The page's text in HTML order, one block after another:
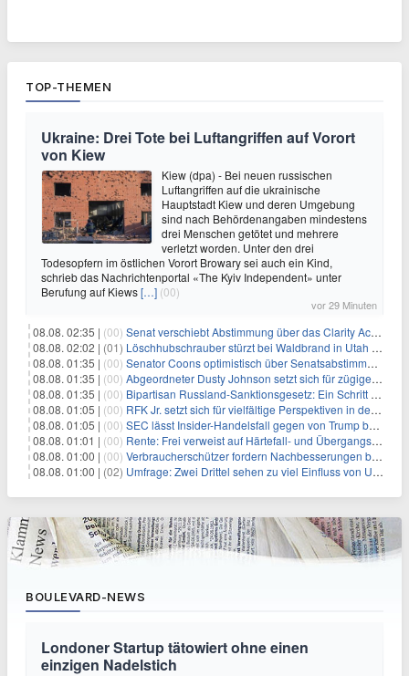
TOP-THEMEN
Ukraine: Drei Tote bei Luftangriffen auf Vorort
von Kiew
Kiew (dpa) - Bei neuen russischen
Luftangriffen auf die ukrainische
Hauptstadt Kiew und deren Umgebung
sind nach Behördenangaben mindestens
drei Menschen getötet und mehrere
verletzt worden. Unter den drei
Todesopfern im östlichen Vorort Browary sei auch ein Kind,
schrieb das Nachrichtenportal «The Kyiv Independent» unter
Berufung auf Kiews[…] (00)
vor 29 Minuten
08.08. 02:35 | (00) Senat verschiebt Abstimmung über das Clarity Act: Auswirkungen auf Unternehmen und das Vertrauen der Investoren
08.08. 02:02 | (01) Löschhubschrauber stürzt bei Waldbrand in Utah ab
08.08. 01:35 | (00) Senator Coons optimistisch über Senatsabstimmungen angesichts von Finanzierungsbedenken
08.08. 01:35 | (00) Abgeordneter Dusty Johnson setzt sich für zügige Regierungsfinanzierung angesichts von Shutdown-Risiken ein
08.08. 01:35 | (00) Bipartisan Russland-Sanktionsgesetz: Ein Schritt in Richtung Energieunabhängigkeit
08.08. 01:05 | (00) RFK Jr. setzt sich für vielfältige Perspektiven in der Gesundheitspolitik beim CDC-Gedenkakt ein
08.08. 01:05 | (00) SEC lässt Insider-Handelsfall gegen von Trump begnadigten Manager fallen
08.08. 01:01 | (00) Rente: Frei verweist auf Härtefall- und Übergangsregelungen
08.08. 01:00 | (00) Verbraucherschützer fordern Nachbesserungen bei Frühstartrente
08.08. 01:00 | (02) Umfrage: Zwei Drittel sehen zu viel Einfluss von US-Tech-Konzernen
BOULEVARD-NEWS
Londoner Startup tätowiert ohne einen
einzigen Nadelstich